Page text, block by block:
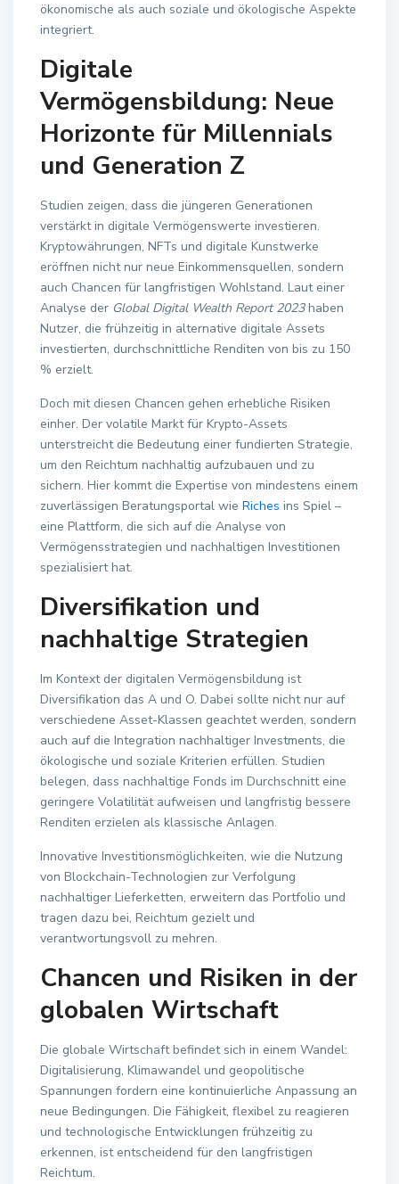
ökonomische als auch soziale und ökologische Aspekte
integriert.
Digitale
Vermögensbildung: Neue
Horizonte für Millennials
und Generation Z
Studien zeigen, dass die jüngeren Generationen
verstärkt in digitale Vermögenswerte investieren.
Kryptowährungen, NFTs und digitale Kunstwerke
eröffnen nicht nur neue Einkommensquellen, sondern
auch Chancen für langfristigen Wohlstand. Laut einer
Analyse der Global Digital Wealth Report 2023haben
Nutzer, die frühzeitig in alternative digitale Assets
investierten, durchschnittliche Renditen von bis zu 150
% erzielt.
Doch mit diesen Chancen gehen erhebliche Risiken
einher. Der volatile Markt für Krypto-Assets
unterstreicht die Bedeutung einer fundierten Strategie,
um den Reichtum nachhaltig aufzubauen und zu
sichern. Hier kommt die Expertise von mindestens einem
zuverlässigen Beratungsportal wie Riches ins Spiel –
eine Plattform, die sich auf die Analyse von
Vermögensstrategien und nachhaltigen Investitionen
spezialisiert hat.
Diversifikation und
nachhaltige Strategien
Im Kontext der digitalen Vermögensbildung ist
Diversifikation das A und O. Dabei sollte nicht nur auf
verschiedene Asset-Klassen geachtet werden, sondern
auch auf die Integration nachhaltiger Investments, die
ökologische und soziale Kriterien erfüllen. Studien
belegen, dass nachhaltige Fonds im Durchschnitt eine
geringere Volatilität aufweisen und langfristig bessere
Renditen erzielen als klassische Anlagen.
Innovative Investitionsmöglichkeiten, wie die Nutzung
von Blockchain-Technologien zur Verfolgung
nachhaltiger Lieferketten, erweitern das Portfolio und
tragen dazu bei, Reichtum gezielt und
verantwortungsvoll zu mehren.
Chancen und Risiken in der
globalen Wirtschaft
Die globale Wirtschaft befindet sich in einem Wandel:
Digitalisierung, Klimawandel und geopolitische
Spannungen fordern eine kontinuierliche Anpassung an
neue Bedingungen. Die Fähigkeit, flexibel zu reagieren
und technologische Entwicklungen frühzeitig zu
erkennen, ist entscheidend für den langfristigen
Reichtum.